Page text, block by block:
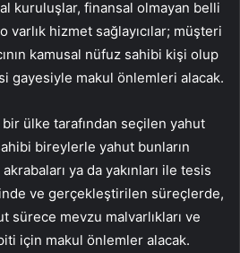
kuruluşlar, finansal olmayan belli
hizmet sağlayıcılar; müşteri
kamusal nüfuz sahibi kişi olup
gayesiyle makul önlemleri alacak.
ülke tarafından seçilen yahut
bireylerle yahut bunların
ya da yakınları ile tesis
ve gerçekleştirilen süreçlerde,
sürece mevzu malvarlıkları ve
için makul önlemler alacak.